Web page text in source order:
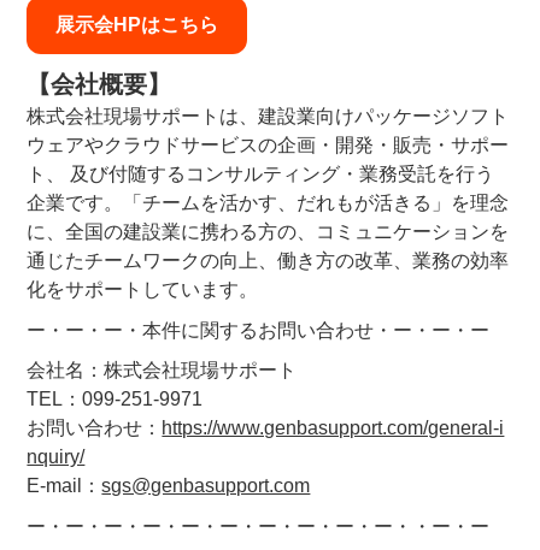
展示会HPはこちら
【会社概要】
株式会社現場サポートは、建設業向けパッケージソフト
ウェアやクラウドサービスの企画・開発・販売・サポー
ト、 及び付随するコンサルティング・業務受託を行う
企業です。「チームを活かす、だれもが活きる」を理念
に、全国の建設業に携わる方の、コミュニケーションを
通じたチームワークの向上、働き方の改革、業務の効率
化をサポートしています。
ー・ー・ー・本件に関するお問い合わせ・ー・ー・ー
会社名：株式会社現場サポート
TEL：099-251-9971
お問い合わせ： https://www.genbasupport.com/general-i
nquiry/
E-mail：sgs@genbasupport.com
ー・ー・ー・ー・ー・ー・ー・ー・ー・ー・・ー・ー